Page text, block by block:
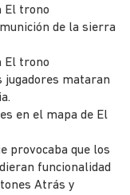
El trono
de la sierra
El trono
jugadores mataran
en el mapa de El
provocaba que los
funcionalidad
Atrás y